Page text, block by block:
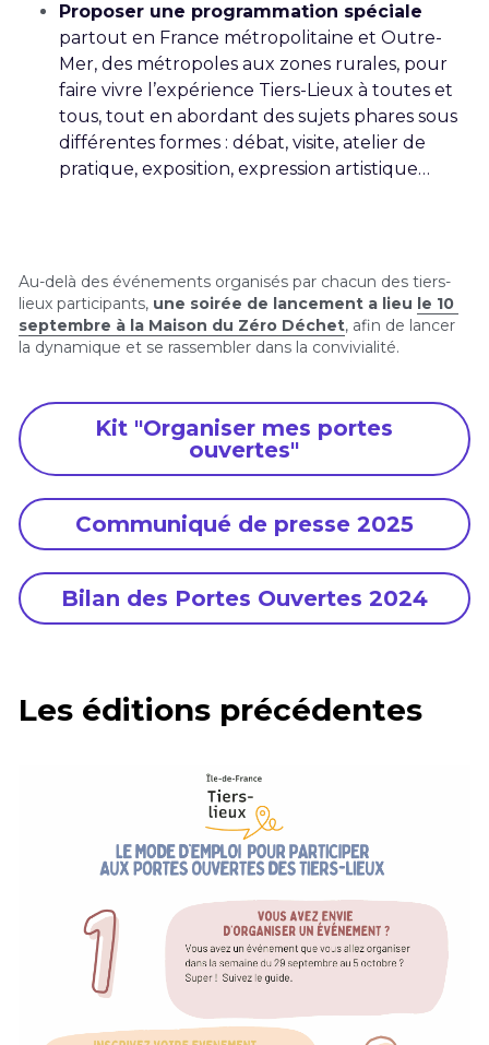
Proposer une programmation spéciale
partout en France métropolitaine et Outre-
Mer, des métropoles aux zones rurales, pour
faire vivre l’expérience Tiers-Lieux à toutes et
tous, tout en abordant des sujets phares sous
différentes formes : débat, visite, atelier de
pratique, exposition, expression artistique…
Au-delà des événements organisés par chacun des tiers-
lieux participants, une soirée de lancement a lieu le 10
septembre à la Maison du Zéro Déchet, afin de lancer
la dynamique et se rassembler dans la convivialité.
Kit "Organiser mes portes
ouvertes"
Communiqué de presse 2025
Bilan des Portes Ouvertes 2024
Les éditions précédentes